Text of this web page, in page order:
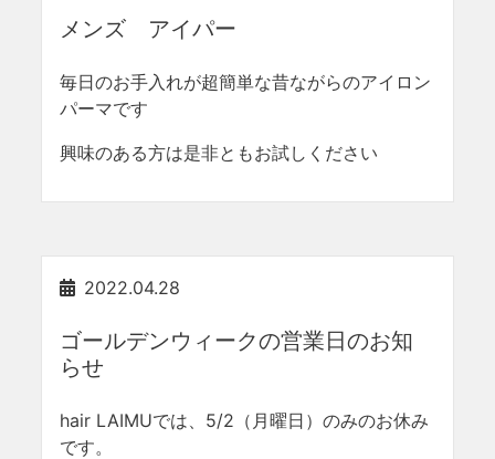
メンズ アイパー
毎日のお手入れが超簡単な昔ながらのアイロン
パーマです
興味のある方は是非ともお試しください
2022.04.28
ゴールデンウィークの営業日のお知
らせ
hair LAIMUでは、5/2（月曜日）のみのお休み
です。